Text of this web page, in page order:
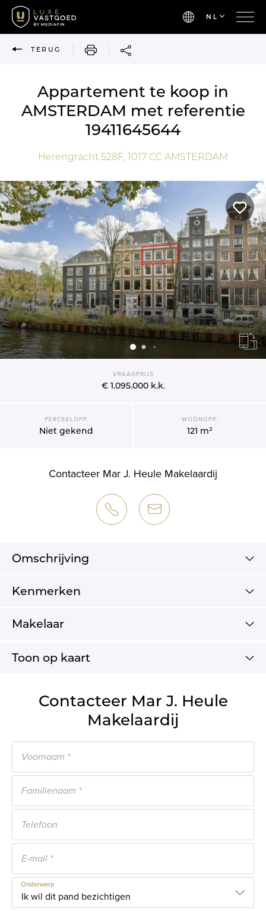
NL
TERUG AFDRUKKEN
Appartement te koop in
AMSTERDAM met referentie
19411645644
Herengracht 528F, 1017 CC AMSTERDAM
VRAAGPRIJS
€ 1.095.000k.k.
PERCEELOPP.
Niet gekend
WOONOPP.
121 m²
Contacteer Mar J. Heule Makelaardij
Omschrijving
Kenmerken
Makelaar
Toon op kaart
Contacteer Mar J. Heule
Makelaardij
Onderwerp